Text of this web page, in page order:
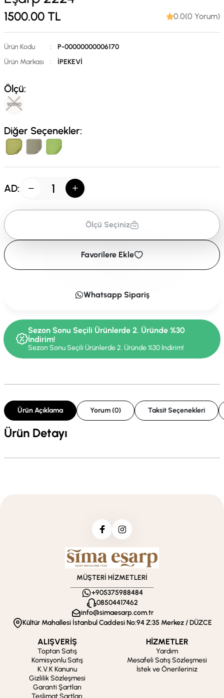
1500.00 TL 0.0(0 Yorum)
Ürün Kodu :
P-00000000006170
Ürün Markası
: İPEKEVİ
Ölçü:
90X90
Diğer Seçenekler:
AD:
Ölçü Seçiniz
Favorilere Ekle
Whatsapp Sipariş
Sezon Sonu Seçili Ürünlerde 2. Üründe %30
İndirim!
Sezon Sonu Seçili Ürünlerde 2. Üründe %30 İndirim!
Ürün Açıklama Yorum (0) Taksit Seçenekleri
Ürün Detayı
MÜŞTERİ HİZMETLERİ
+905375988484
08504417462
info@simaesarp.com.tr
Kültür Mahallesi İstanbul Caddesi No:94 Z:35 Merkez / DÜZCE
ALIŞVERİŞ
Toptan Satış
Komisyonlu Satış
K.V.K Kanunu
Gizlilik Sözleşmesi
Garanti Şartları
Teslimat Şartları
HİZMETLER
Yardım
Mesafeli Satış Sözleşmesi
İstek ve Önerileriniz